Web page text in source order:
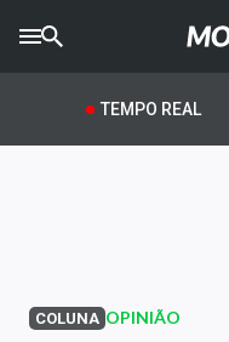
CRYPTOTIMES
AGROTIMES
Newsletters
TEMPO REAL
COLUNA OPINIÃO